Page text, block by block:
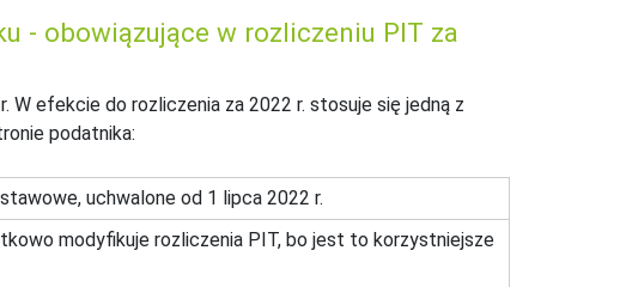
- obowiązujące w rozliczeniu PIT za
W efekcie do rozliczenia za 2022 r. stosuje się jedną z
podatnika:
uchwalone od 1 lipca 2022 r.
modyfikuje rozliczenia PIT, bo jest to korzystniejsze